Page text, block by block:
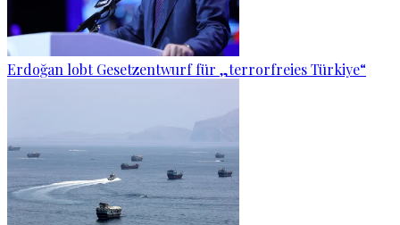
Erdoğan lobt Gesetzentwurf für „terrorfreies Türkiye“